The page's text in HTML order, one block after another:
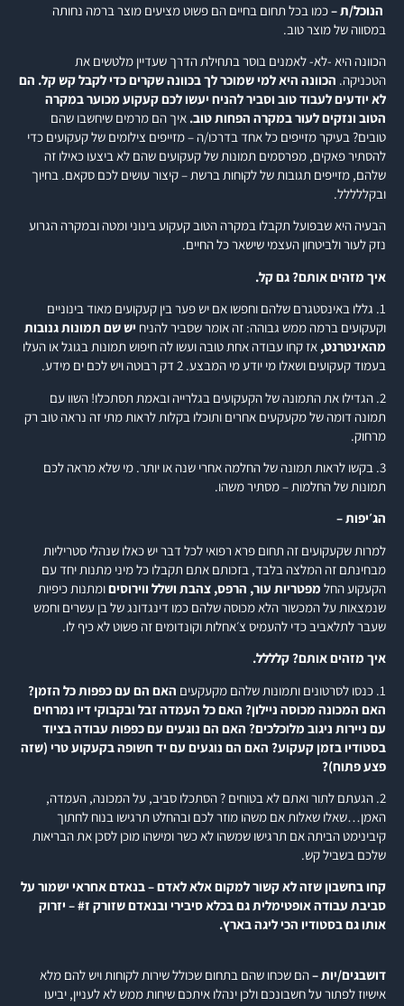
הנוכל/ת –כמו בכל תחום בחיים הם פשוט מציעים מוצר ברמה נחותה
במסווה של מוצר טוב.
הכוונה היא -לא- לאמנים בוסר בתחילת הדרך שעדיין מלטשים את
הטכניקה. הכוונה היא למי שמוכר לך בכוונה שקרים כדי לקבל קש קל. הם
לא יודעים לעבוד טוב וסביר להניח יעשו לכם קעקוע מכוער במקרה
הטוב ונזקים לעור במקרה הפחות טוב. איך הם מרמים שיחשבו שהם
טובים? בעיקר מזייפים כל אחד בדרכו/ה – מזייפים צילומים של קעקועים כדי
להסתיר פאקים, מפרסמים תמונות של קעקועים שהם לא ביצעו כאילו זה
שלהם, מזייפים תגובות של לקוחות ברשת – קיצור עושים לכם סקאם. בחיוך
ובקללללל.
הבעיה היא שבפועל תקבלו במקרה הטוב קעקוע בינוני ומטה ובמקרה הגרוע
נזק לעור ולביטחון העצמי שישאר כל החיים.
איך מזהים אותם? גם קל.
1. גללו באינסטגרם שלהם וחפשו אם יש פער בין קעקועים מאוד בינוניים
וקעקועים ברמה ממש גבוהה: זה אומר שסביר להניח יש שם תמונות גנובות
מהאינטרנט, אז קחו עבודה אחת טובה ועשו לה חיפוש תמונות בגוגל או העלו
בעמוד קעקועים ושאלו מי יודע מי המבצע. 2 דק רבוטה ויש לכם ים מידע.
2. הגדילו את התמונה של הקעקועים בגלרייה ובאמת תסתכלו! השוו עם
תמונה דומה של מקעקעים אחרים ותוכלו בקלות לראות מתי זה נראה טוב רק
מרחוק.
3. בקשו לראות תמונה של החלמה אחרי שנה או יותר. מי שלא מראה לכם
תמונות של החלמות – מסתיר משהו.
הג׳יפות –
למרות שקעקועים זה תחום פרא רפואי לכל דבר יש כאלו שנהלי סטריליות
מבחינתם זה המלצה בלבד, בזכותם אתם תקבלו כל מיני מתנות יחד עם
הקעקוע החל מפטריות עור, הרפס, צהבת ושלל ווירוסיםומתנות כיפיות
שנמצאות על המכשור הלא מכוסה שלהם כמו דינגדונג של בן עשרים וחמש
שעבר לתלאביב כדי להעמיס צ׳אחלות וקונדומים זה פשוט לא כיף לו.
איך מזהים אותם? קלללל.
1. כנסו לסרטונים ותמונות שלהם מקעקעים
האם הם עם כפפות כל הזמן?
האם המכונה מכוסה ניילון? האם כל העמדה זבל ובקבוקי דיו נמרחים
עם ניירות ניגוב מלוכלכים? האם הם נוגעים עם כפפות עבודה בציוד
בסטודיו בזמן קעקוע? האם הם נוגעים עם יד חשופה בקעקוע טרי (שזה
פצע פתוח)?
2. הגעתם לתור ואתם לא בטוחים ? הסתכלו סביב, על המכונה, העמדה,
האמן…שאלו שאלות אם משהו מוזר לכם ובהחלט תרגישו בנוח לחתוך
קיבינימט הביתה אם תרגישו שמשהו לא כשר ומישהו מוכן לסכן את הבריאות
שלכם בשביל קש.
קחו בחשבון שזה לא קשור למקום אלא לאדם – בנאדם אחראי ישמור על
סביבת עבודה אופטימלית גם בכלא סיבירי ובנאדם שזורק ז# – יזרוק
אותו גם בסטודיו הכי ליגה בארץ.
דושבגים/יות –הם שכחו שהם בתחום שכולל שירות לקוחות ויש להם מלא
אישיוז לפתור על חשבונכם ולכן ינהלו איתכם שיחות ממש לא לעניין, יביעו